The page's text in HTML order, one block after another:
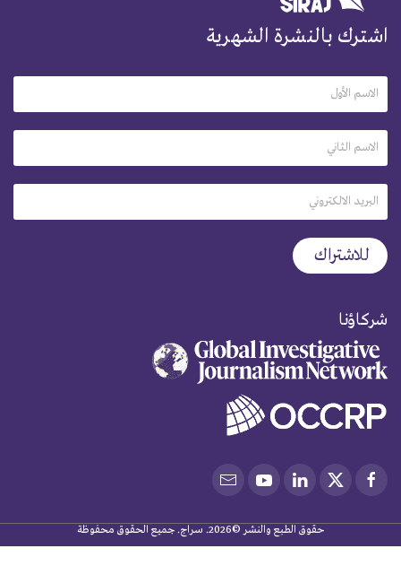
اشترك بالنشرة الشهرية
شركاؤنا
حقوق الطبع والنشر ©2026. سراج. جميع الحقوق محفوظة